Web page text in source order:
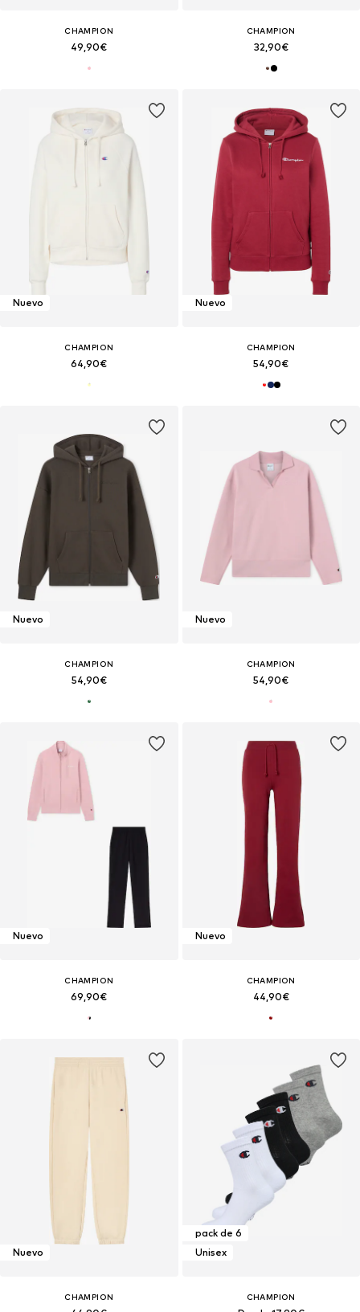
CHAMPION
49,90€
CHAMPION
32,90€
Nuevo
CHAMPION
64,90€
Nuevo
CHAMPION
54,90€
Nuevo
CHAMPION
54,90€
Nuevo
CHAMPION
54,90€
Nuevo
CHAMPION
69,90€
Nuevo
CHAMPION
44,90€
Nuevo
CHAMPION
pack de 6
Unisex
CHAMPION